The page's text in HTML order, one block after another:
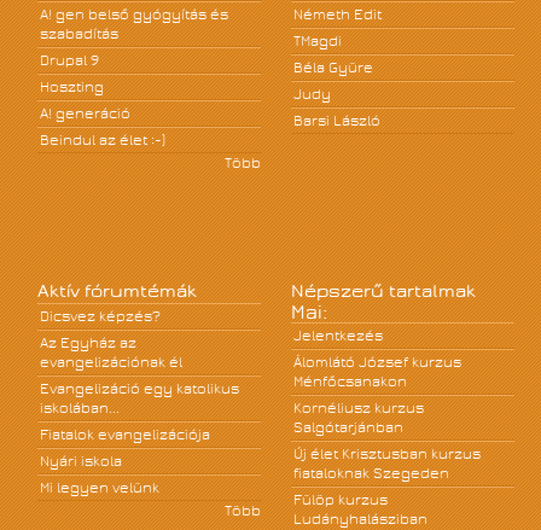
A! gen belső gyógyítás és
szabadítás
Drupal 9
Hoszting
A! generáció
Beindul az élet :-)
Több
Németh Edit
TMagdi
Béla Gyüre
Judy
Barsi László
Aktív fórumtémák
Dicsvez képzés?
Az Egyház az
evangelizációnak él
Evangelizáció egy katolikus
iskolában...
Fiatalok evangelizációja
Nyári iskola
Mi legyen velünk
Több
Népszerű tartalmak
Mai:
Jelentkezés
Álomlátó József kurzus
Ménfőcsanakon
Kornéliusz kurzus
Salgótarjánban
Új élet Krisztusban kurzus
fiataloknak Szegeden
Fülöp kurzus
Ludányhalásziban